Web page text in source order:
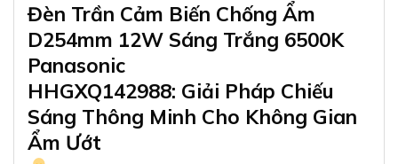
Đèn Trần Cảm Biến Chống Ẩm
D254mm 12W Sáng Trắng 6500K
Panasonic
HHGXQ142988: Giải Pháp Chiếu
Sáng Thông Minh Cho Không Gian
Ẩm Ướt